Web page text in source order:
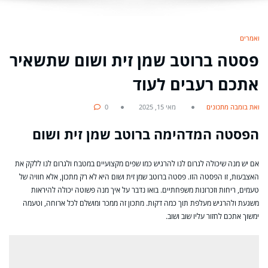
מאמרים
פסטה ברוטב שמן זית ושום שתשאיר
אתכם רעבים לעוד
מאת בומבה מתכונים מאי 15, 2025 0
הפסטה המדהימה ברוטב שמן זית ושום
אם יש מנה שיכולה לגרום לנו להרגיש כמו שפים מקצועיים במטבח ולגרום לנו ללקק את
האצבעות, זו הפסטה הזו. פסטה ברוטב שמן זית ושום היא לא רק מתכון, אלא חוויה של
טעמים, ריחות וזכרונות משפחתיים. בואו נדבר על איך מנה פשוטה יכולה להיראות
משגעת ולהרגיש מעלפת תוך כמה דקות. מתכון זה ממכר ומושלם לכל ארוחה, וטעמה
ימשוך אתכם לחזור עליו שוב ושוב.